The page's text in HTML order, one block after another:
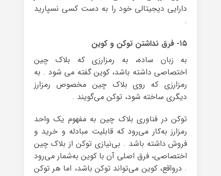
دارایی دیجیتالی خود را به دست کسی نسپارید
.
۱۵- فرق نداشتن توکن و کوین
به زبان ساده، به رمزارزی که بلاک چین
اختصاصی داشته باشد، کوین گفته می شود . به
رمزارزی که روی بلاک چین مخصوص رمزارز
دیگری ساخته شود، توکن می‌گویند .
توکن در فناوری بلاک چین به مفهوم یک واحد
رمزارز به‌کار می‌رود که قابلیت مبادله و خرید و
فروش داشته باشد . بی‌نیازی توکن از بلاک چین
اختصاصی، فرق اصلی آن با کوین به‌شمار می‌رود
. درواقع، کوین می‌تواند توکن باشد، اما هر توکن